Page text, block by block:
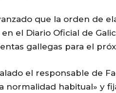
que la orden de
el Diario Oficial de
gallegas para el
el responsable de
normalidad habitual» y